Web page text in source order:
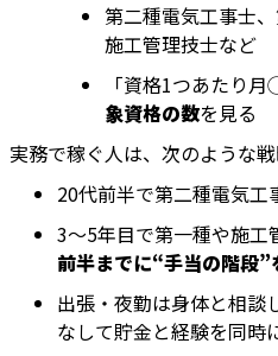
第二種電気工事士
施工管理技士など
「資格1つあたり
象資格の数を見る
実務で稼ぐ人は、次のような戦
20代前半で第二種電気
3〜5年目で第一種や施工
前半までに“手当の階段”
出張・夜勤は身体と相談
なして貯金と経験を同時